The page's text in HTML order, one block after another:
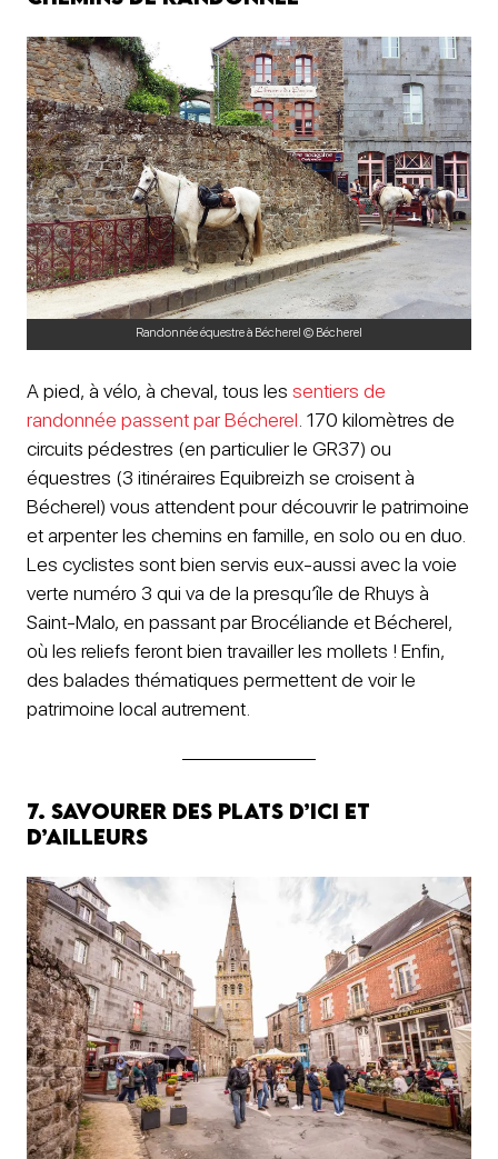
Randonnée équestre à Bécherel © Bécherel
A pied, à vélo, à cheval, tous les sentiers de
randonnée passent par Bécherel . 170 kilomètres de
circuits pédestres (en particulier le GR37) ou
équestres (3 itinéraires Equibreizh se croisent à
Bécherel) vous attendent pour découvrir le patrimoine
et arpenter les chemins en famille, en solo ou en duo.
Les cyclistes sont bien servis eux-aussi avec la voie
verte numéro 3 qui va de la presqu’île de Rhuys à
Saint-Malo, en passant par Brocéliande et Bécherel,
où les reliefs feront bien travailler les mollets ! Enfin,
des balades thématiques permettent de voir le
patrimoine local autrement.
7. Savourer des plats d’ici et
d’ailleurs